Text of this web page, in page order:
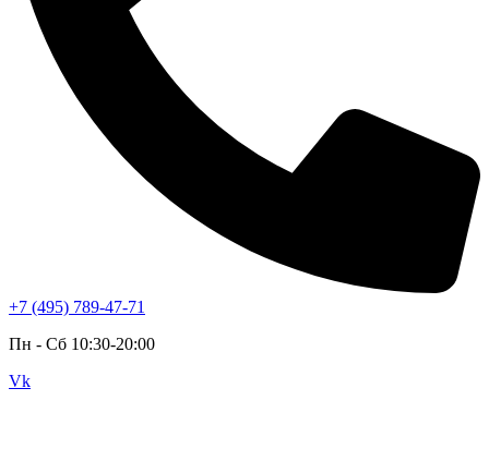
+7 (495) 789-47-71
Пн - Cб 10:30-20:00
Vk